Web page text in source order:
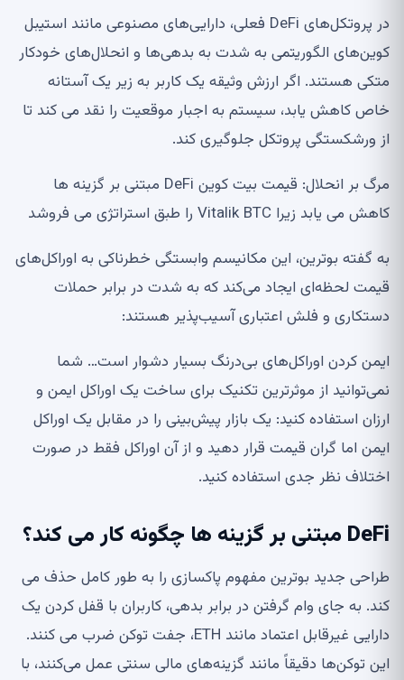
در پروتکل‌های DeFi فعلی، دارایی‌های مصنوعی مانند استیبل
کوین‌های الگوریتمی به شدت به بدهی‌ها و انحلال‌های خودکار
متکی هستند. اگر ارزش وثیقه یک کاربر به زیر یک آستانه
خاص کاهش یابد، سیستم به اجبار موقعیت را نقد می کند تا
از ورشکستگی پروتکل جلوگیری کند.
مرگ بر انحلال: قیمت بیت کوین DeFi مبتنی بر گزینه ها
کاهش می یابد زیرا Vitalik BTC را طبق استراتژی می فروشد
به گفته بوترین، این مکانیسم وابستگی خطرناکی به اوراکل‌های
قیمت لحظه‌ای ایجاد می‌کند که به شدت در برابر حملات
دستکاری و فلش اعتباری آسیب‌پذیر هستند:
ایمن کردن اوراکل‌های بی‌درنگ بسیار دشوار است… شما
نمی‌توانید از موثرترین تکنیک برای ساخت یک اوراکل ایمن و
ارزان استفاده کنید: یک بازار پیش‌بینی را در مقابل یک اوراکل
ایمن اما گران قیمت قرار دهید و از آن اوراکل فقط در صورت
اختلاف نظر جدی استفاده کنید.
DeFi مبتنی بر گزینه ها چگونه کار می کند؟
طراحی جدید بوترین مفهوم پاکسازی را به طور کامل حذف می
کند. به جای وام گرفتن در برابر بدهی، کاربران با قفل کردن یک
دارایی غیرقابل اعتماد مانند ETH، جفت توکن ضرب می کنند.
این توکن‌ها دقیقاً مانند گزینه‌های مالی سنتی عمل می‌کنند، با